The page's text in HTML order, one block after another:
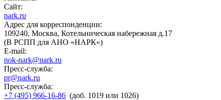
Сайт:
nark.ru
Адрес для корреспонденции:
109240, Москва, Котельническая набережная д.17
(В РСПП для АНО «НАРК»)
E-mail:
nok-nark@nark.ru
Пресс-служба:
pr@nark.ru
Пресс-служба:
+7 (495) 966-16-86 (доб. 1019 или 1026)